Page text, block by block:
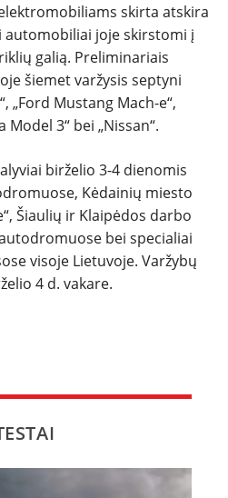
skirta atskira
automobiliai joje skirstomi į
galią. Preliminariais
šiemet varžysis septyni
„Ford Mustang Mach-e“,
Model 3“ bei „Nissan“.
birželio 3-4 dienomis
Kėdainių miesto
Šiaulių ir Klaipėdos darbo
bei specialiai
visoje Lietuvoje. Varžybų
4 d. vakare.